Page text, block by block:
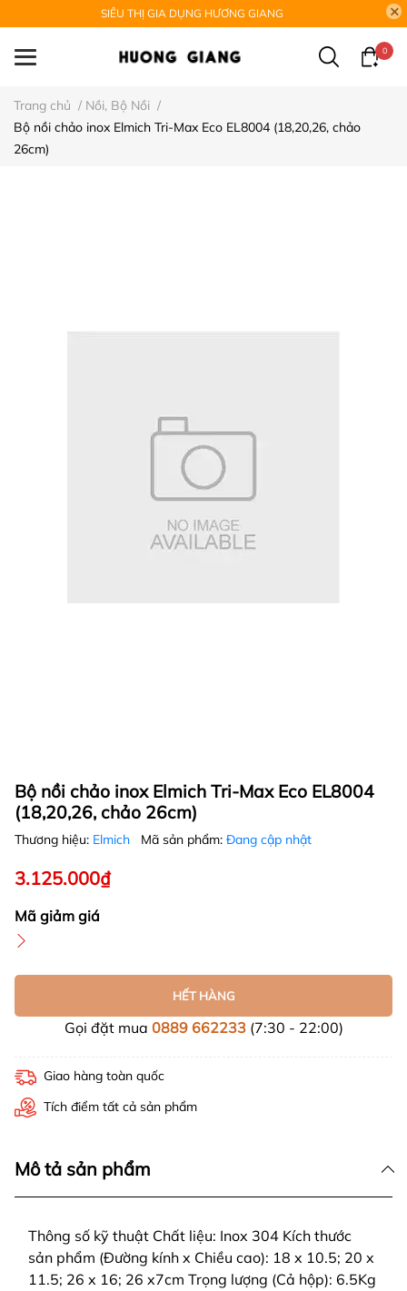
SIÊU THỊ GIA DỤNG HƯƠNG GIANG
0
Trang chủ / Nồi, Bộ Nồi /
Bộ nồi chảo inox Elmich Tri-Max Eco EL8004 (18,20,26, chảo
26cm)
Bộ nồi chảo inox Elmich Tri-Max Eco EL8004
(18,20,26, chảo 26cm)
Thương hiệu: Elmich Mã sản phẩm: Đang cập nhật
3.125.000₫
Mã giảm giá
HẾT HÀNG
Gọi đặt mua 0889 662233(7:30 - 22:00)
Giao hàng toàn quốc
Tích điểm tất cả sản phẩm
Mô tả sản phẩm
Thông số kỹ thuật Chất liệu: Inox 304 Kích thước
sản phẩm (Đường kính x Chiều cao): 18 x 10.5; 20 x
11.5; 26 x 16; 26 x7cm Trọng lượng (Cả hộp): 6.5Kg